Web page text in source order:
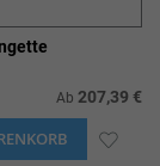
Ab 207,39 €
ZUR